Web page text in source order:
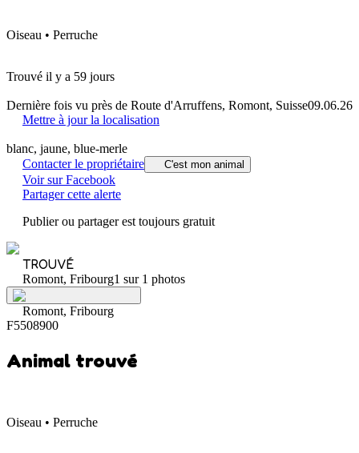
Oiseau • Perruche
Trouvé il y a 59 jours
Dernière fois vu près de Route d'Arruffens, Romont, Suisse09.06.26
Mettre à jour la localisation
blanc, jaune, blue-merle
Contacter le propriétaire
C'est mon animal
Voir sur Facebook
Partager cette alerte
Publier ou partager est toujours gratuit
TROUVÉ
Romont, Fribourg1 sur 1 photos
Romont, Fribourg
F5508900
Animal trouvé
Oiseau • Perruche